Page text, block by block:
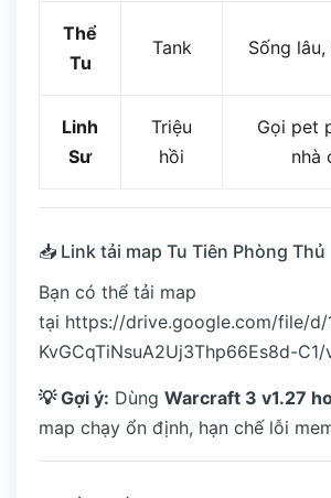
Thể
Tu
Tank Sống
Linh
Sư
Triệu
hồi
Gọi pet
nhà
📥 Link tải map Tu Tiên Phòng Thủ
Bạn có thể tải map
tại https://drive.google.com/file/d/
KvGCqTiNsuA2Uj3Thp66Es8d-
💡 Gợi ý: Dùng Warcraft 3 v1.27
map chạy ổn định, hạn chế lỗi